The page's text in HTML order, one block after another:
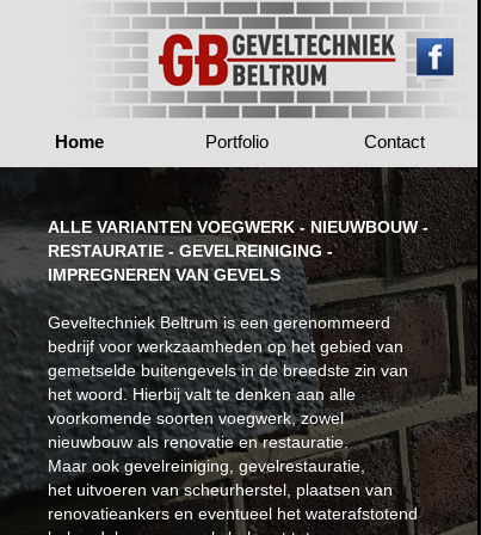
Home Portfolio Contact
ALLE VARIANTEN VOEGWERK - NIEUWBOUW -
RESTAURATIE - GEVELREINIGING -
IMPREGNEREN VAN GEVELS
Geveltechniek Beltrum is een gerenommeerd
bedrijf voor werkzaamheden op het gebied van
gemetselde buitengevels in de breedste zin van
het woord. Hierbij valt te denken aan alle
voorkomende soorten voegwerk, zowel
nieuwbouw als renovatie en restauratie.
Maar ook gevelreiniging, gevelrestauratie,
het uitvoeren van scheurherstel, plaatsen van
renovatieankers en eventueel het waterafstotend